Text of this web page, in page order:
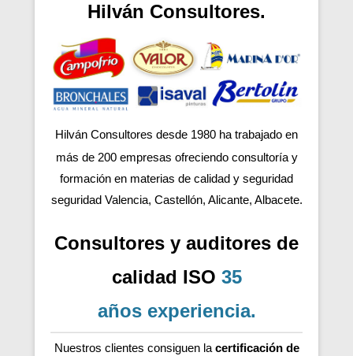
Hilván Consultores.
Hilván Consultores desde 1980 ha trabajado en
más de 200 empresas ofreciendo consultoría y
formación en materias de calidad y seguridad
seguridad Valencia, Castellón, Alicante, Albacete.
Consultores y auditores de
calidad ISO 35
años experiencia.
Nuestros clientes consiguen la certificación de